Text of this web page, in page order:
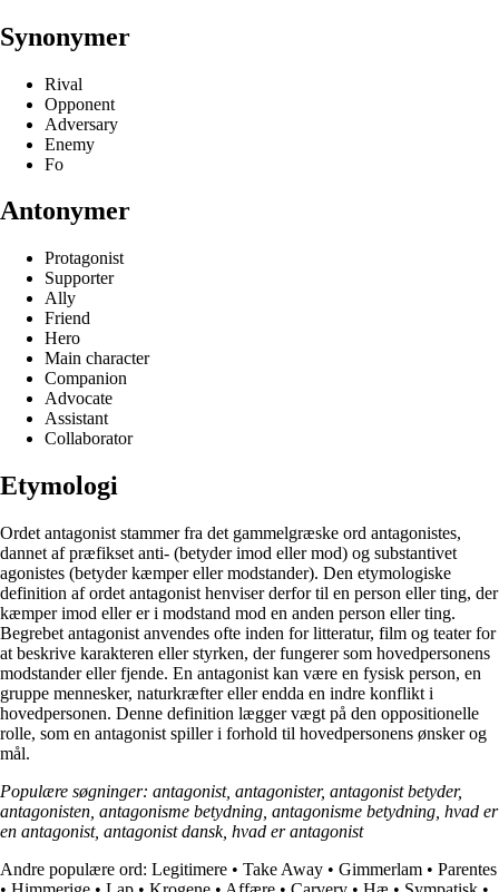
Synonymer
Rival
Opponent
Adversary
Enemy
Fo
Antonymer
Protagonist
Supporter
Ally
Friend
Hero
Main character
Companion
Advocate
Assistant
Collaborator
Etymologi
Ordet antagonist stammer fra det gammelgræske ord antagonistes,
dannet af præfikset anti- (betyder imod eller mod) og substantivet
agonistes (betyder kæmper eller modstander). Den etymologiske
definition af ordet antagonist henviser derfor til en person eller ting, der
kæmper imod eller er i modstand mod en anden person eller ting.
Begrebet antagonist anvendes ofte inden for litteratur, film og teater for
at beskrive karakteren eller styrken, der fungerer som hovedpersonens
modstander eller fjende. En antagonist kan være en fysisk person, en
gruppe mennesker, naturkræfter eller endda en indre konflikt i
hovedpersonen. Denne definition lægger vægt på den oppositionelle
rolle, som en antagonist spiller i forhold til hovedpersonens ønsker og
mål.
Populære søgninger: antagonist, antagonister, antagonist betyder,
antagonisten, antagonisme betydning, antagonisme betydning, hvad er
en antagonist, antagonist dansk, hvad er antagonist
Andre populære ord: Legitimere • Take Away • Gimmerlam • Parentes